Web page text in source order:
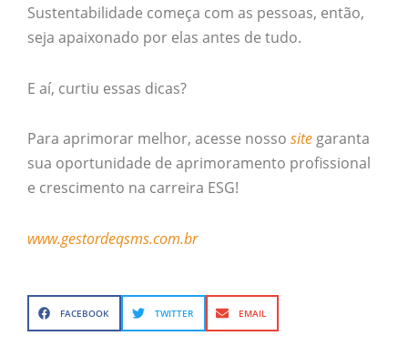
Sustentabilidade começa com as pessoas, então,
seja apaixonado por elas antes de tudo.
E aí, curtiu essas dicas?
Para aprimorar melhor, acesse nosso site garanta
sua oportunidade de aprimoramento profissional
e crescimento na carreira ESG!
www.gestordeqsms.com.br
FACEBOOK TWITTER EMAIL